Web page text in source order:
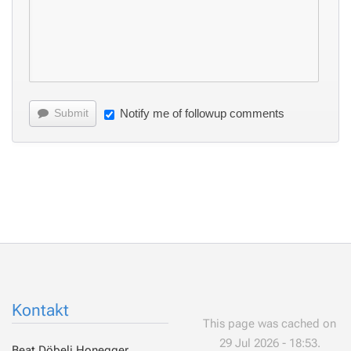
Submit Notify me of followup comments
Kontakt
This page was cached on
29 Jul 2026 - 18:53.